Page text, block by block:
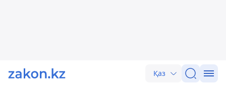
Қаз